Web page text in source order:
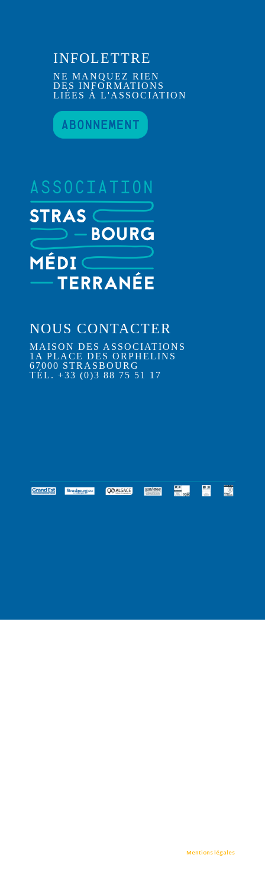
INFOLETTRE
NE MANQUEZ RIEN
DES INFORMATIONS
LIÉES À L'ASSOCIATION
NOUS CONTACTER
MAISON DES ASSOCIATIONS
1A PLACE DES ORPHELINS
67000 STRASBOURG
TÉL. +33 (0)3 88 75 51 17
Mentions légales